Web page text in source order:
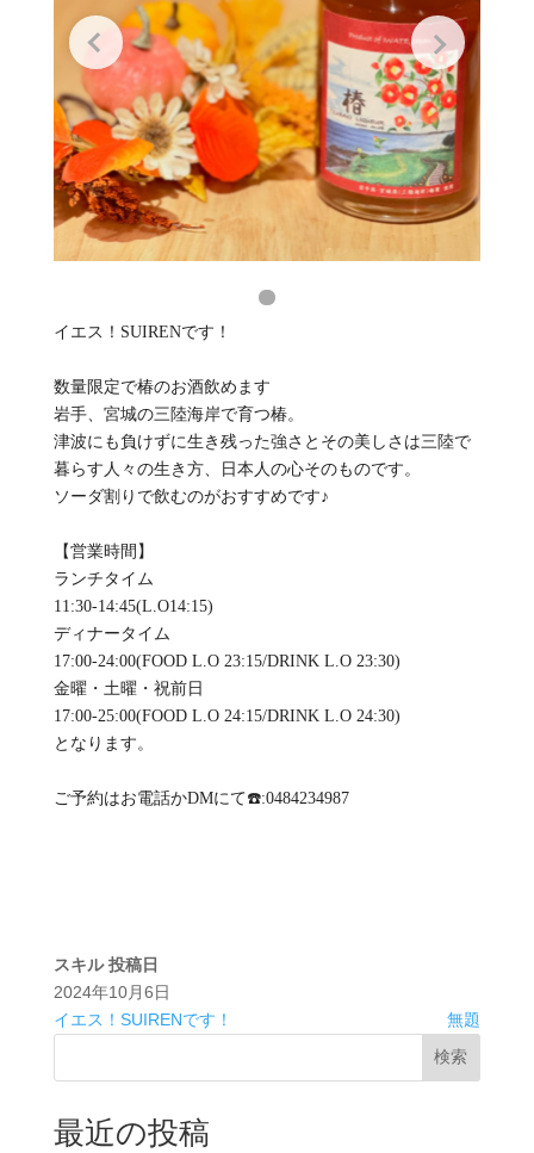
イエス！SUIRENです！
数量限定で椿のお酒飲めます
岩手、宮城の三陸海岸で育つ椿。
津波にも負けずに生き残った強さとその美しさは三陸で
暮らす人々の生き方、日本人の心そのものです。
ソーダ割りで飲むのがおすすめです♪
【営業時間】
ランチタイム
11:30-14:45(L.O14:15)
ディナータイム
17:00-24:00(FOOD L.O 23:15/DRINK L.O 23:30)
金曜・土曜・祝前日
17:00-25:00(FOOD L.O 24:15/DRINK L.O 24:30)
となります。
ご予約はお電話かDMにて☎️:0484234987
スキル 投稿日
2024年10月6日
イエス！SUIRENです！
無題
検索
最近の投稿